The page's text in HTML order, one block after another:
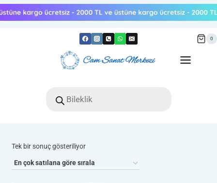
Skip
to
0
search
Tek bir sonuç gösteriliyor